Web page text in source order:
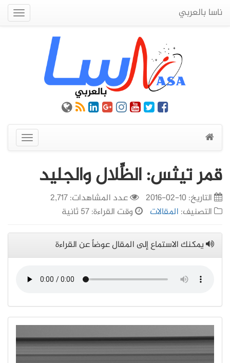
ناسا بالعربي
عرض
القائمة
قمر تيثس: الظِّلال والجليد
التاريخ:10-02-2016
عدد المشاهدات: 2,717
التصنيف: المقالات وقت القراءة: 57 ثانية
يمكنك الاستماع إلى المقال عوضاً عن القراءة